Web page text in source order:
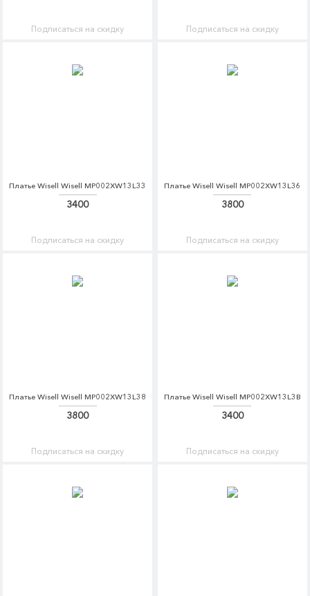
Подписаться на скидку Подписаться на скидку
Платье Wisell Wisell MP002XW13L33
3400
Подписаться на скидку
Платье Wisell Wisell MP002XW13L36
3800
Подписаться на скидку
Платье Wisell Wisell MP002XW13L38
3800
Подписаться на скидку
Платье Wisell Wisell MP002XW13L3B
3400
Подписаться на скидку